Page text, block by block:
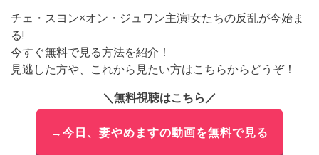
チェ・スヨン×オン・ジュワン主演!女たちの反乱が今始ま
る!
今すぐ無料で見る方法を紹介！
見逃した方や、これから見たい方はこちらからどうぞ！
＼無料視聴はこちら／
→今日、妻やめますの動画を無料で見る